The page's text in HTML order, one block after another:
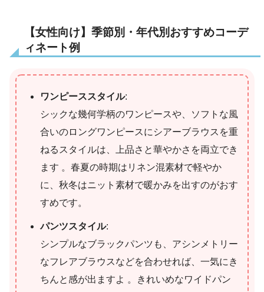
【女性向け】季節別・年代別おすすめコーデ
ィネート例
ワンピーススタイル:
シックな幾何学柄のワンピースや、ソフトな風
合いのロングワンピースにシアーブラウスを重
ねるスタイルは、上品さと華やかさを両立でき
ます 。春夏の時期はリネン混素材で軽やか
に、秋冬はニット素材で暖かみを出すのがおす
すめです。
パンツスタイル:
シンプルなブラックパンツも、アシンメトリー
なフレアブラウスなどを合わせれば、一気にき
ちんと感が出ますよ 。きれいめなワイドパン